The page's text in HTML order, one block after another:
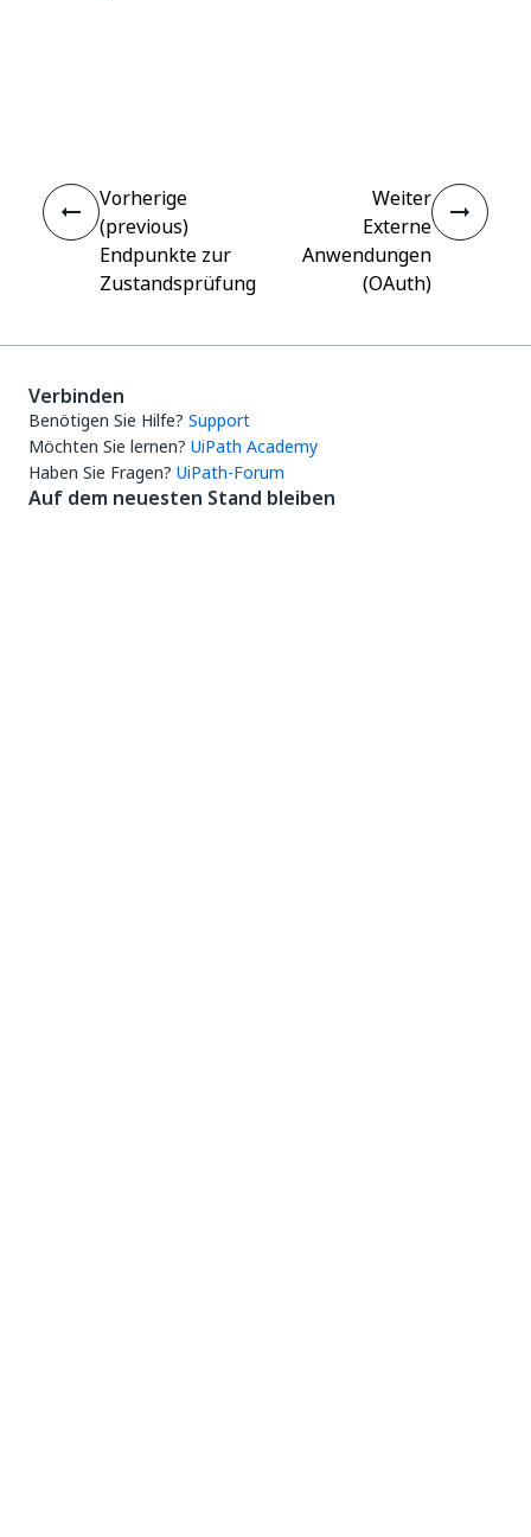
Vorherige
(previous)
Endpunkte zur
Zustandsprüfung
Weiter
Externe
Anwendungen
(OAuth)
Verbinden
Benötigen Sie Hilfe? Support
Möchten Sie lernen? UiPath Academy
Haben Sie Fragen? UiPath-Forum
Auf dem neuesten Stand bleiben